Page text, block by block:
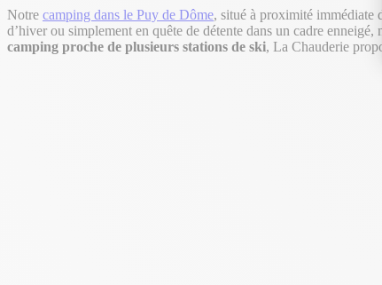
Notre camping dans le Puy de Dôme, situé à proximité immédiate
d’hiver ou simplement en quête de détente dans un cadre enneigé,
camping proche de plusieurs stations de ski, La Chauderie